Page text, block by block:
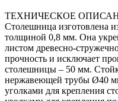
ТЕХНИЧЕСКОЕ
Столешница изготовлена
толщиной 0,8 мм. Она
листом древесно-
прочность и исключает
столешницы – 50 мм.
нержавеющей трубы Ø40
уголками для крепления